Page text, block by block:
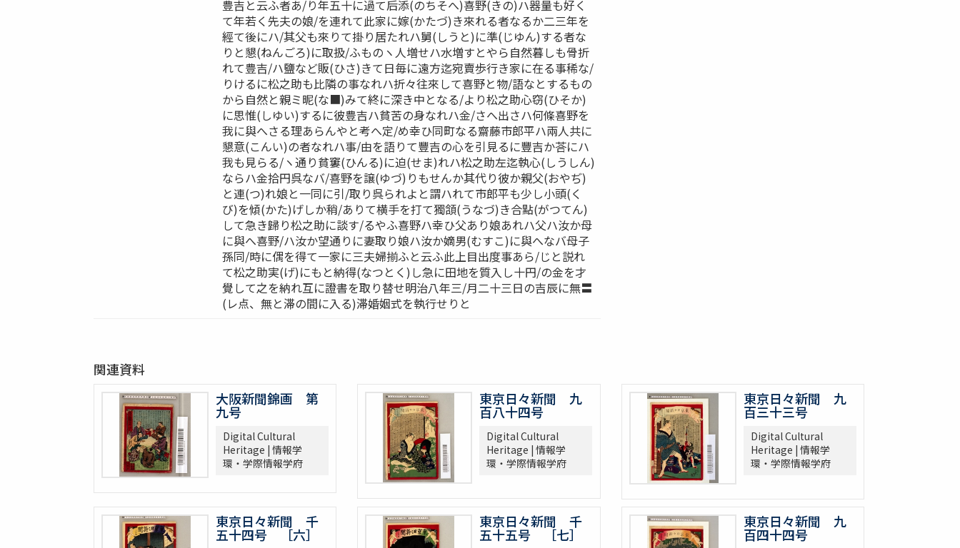
豊吉と云ふ者あ/り年五十に過て后添(のちそへ)喜野(きの)ハ器量も好く
て年若く先夫の娘/を連れて此家に嫁(かたづ)き來れる者なるか二三年を
經て後にハ/其父も來りて掛り居たれハ舅(しうと)に準(じゆん)する者な
りと懇(ねんごろ)に取扱/ふものヽ人増せハ水増すとやら自然暮しも骨折
れて豊吉/ハ鹽など販(ひさ)きて日毎に遠方迄宛賣歩行き家に在る事稀な/
りけるに松之助も比隣の事なれハ折々往來して喜野と物/語なとするもの
から自然と親ミ昵(な■)みて終に深き中となる/より松之助心窃(ひそか)
に思惟(しゆい)するに彼豊吉ハ貧苦の身なれハ金/さへ出さハ何條喜野を
我に與へさる理あらんやと考へ定/め幸ひ同町なる齋藤市郎平ハ兩人共に
懇意(こんい)の者なれハ事/由を語りて豐吉の心を引見るに豐吉か荅にハ
我も見らる/ヽ通り貧窶(ひんる)に迫(せま)れハ松之助左迄執心(しうしん)
ならハ金拾円呉なバ/喜野を譲(ゆづ)りもせんか其代り彼か親父(おやぢ)
と連(つ)れ娘と一同に引/取り呉られよと謂ハれて市郎平も少し小頭(く
び)を傾(かた)げしか稍/ありて横手を打て獨頷(うなづ)き合點(がつてん)
して急き歸り松之助に談す/るやふ喜野ハ幸ひ父あり娘あれハ父ハ汝か母
に與へ喜野/ハ汝か望通りに妻取り娘ハ汝か嫡男(むすこ)に與へなバ母子
孫同/時に偶を得て一家に三夫婦揃ふと云ふ此上目出度事あら/じと説れ
て松之助実(げ)にもと納得(なつとく)し急に田地を質入し十円/の金を才
覺して之を納れ互に證書を取り替せ明治八年三/月二十三日の吉辰に無〓
(レ点、無と滞の間に入る)滞婚姻式を執行せりと
関連資料
大阪新聞錦画 第
九号
Digital Cultural
Heritage | 情報学
環・学際情報学府
東京日々新聞 九
百八十四号
Digital Cultural
Heritage | 情報学
環・学際情報学府
東京日々新聞 九
百三十三号
Digital Cultural
Heritage | 情報学
環・学際情報学府
東京日々新聞 千
五十四号 ［六］
東京日々新聞 千
五十五号 ［七］
東京日々新聞 九
百四十四号